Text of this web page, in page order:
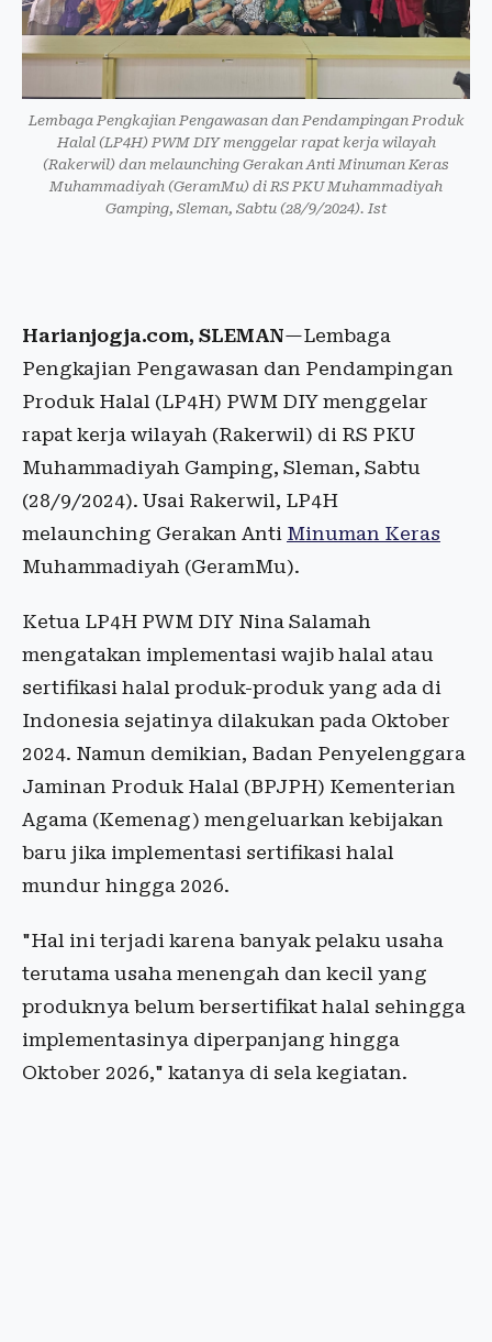
Lembaga Pengkajian Pengawasan dan Pendampingan Produk
Halal (LP4H) PWM DIY menggelar rapat kerja wilayah
(Rakerwil) dan melaunching Gerakan Anti Minuman Keras
Muhammadiyah (GeramMu) di RS PKU Muhammadiyah
Gamping, Sleman, Sabtu (28/9/2024). Ist
Harianjogja.com, SLEMAN—Lembaga
Pengkajian Pengawasan dan Pendampingan
Produk Halal (LP4H) PWM DIY menggelar
rapat kerja wilayah (Rakerwil) di RS PKU
Muhammadiyah Gamping, Sleman, Sabtu
(28/9/2024). Usai Rakerwil, LP4H
melaunching Gerakan Anti Minuman Keras
Muhammadiyah (GeramMu).
Ketua LP4H PWM DIY Nina Salamah
mengatakan implementasi wajib halal atau
sertifikasi halal produk-produk yang ada di
Indonesia sejatinya dilakukan pada Oktober
2024. Namun demikian, Badan Penyelenggara
Jaminan Produk Halal (BPJPH) Kementerian
Agama (Kemenag) mengeluarkan kebijakan
baru jika implementasi sertifikasi halal
mundur hingga 2026.
"Hal ini terjadi karena banyak pelaku usaha
terutama usaha menengah dan kecil yang
produknya belum bersertifikat halal sehingga
implementasinya diperpanjang hingga
Oktober 2026," katanya di sela kegiatan.